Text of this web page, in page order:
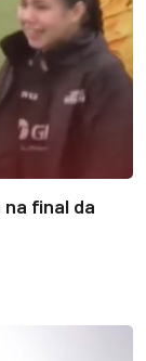
final da